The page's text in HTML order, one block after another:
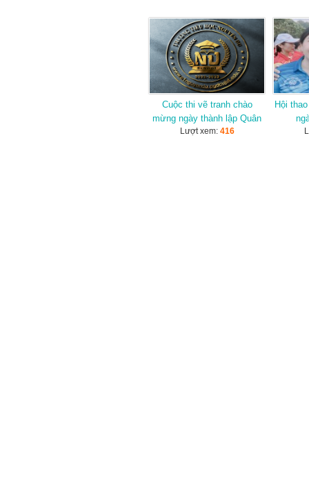
Cuộc thi vẽ tranh chào
mừng ngày thành lập Quân
đội nhân dân 22/12
Lượt xem: 416
Hội